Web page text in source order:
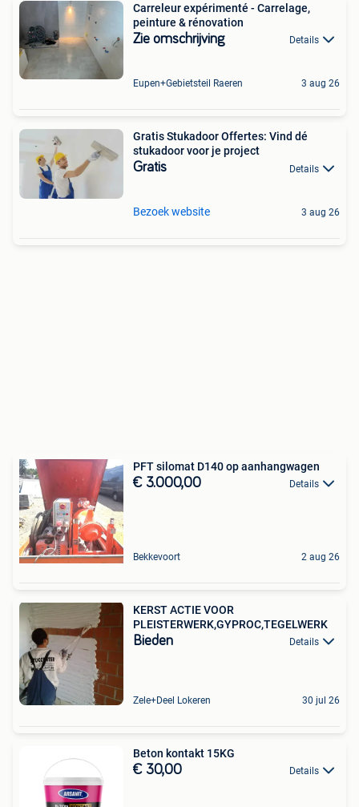
Carreleur expérimenté - Carrelage,
peinture & rénovation
Zie omschrijving Details
Eupen+Gebietsteil Raeren 3 aug 26
Gratis Stukadoor Offertes: Vind dé
stukadoor voor je project
Gratis Details
Bezoek website 3 aug 26
PFT silomat D140 op aanhangwagen
€ 3.000,00 Details
Bekkevoort 2 aug 26
KERST ACTIE VOOR
PLEISTERWERK,GYPROC,TEGELWERK
Bieden Details
Zele+Deel Lokeren 30 jul 26
Beton kontakt 15KG
€ 30,00 Details